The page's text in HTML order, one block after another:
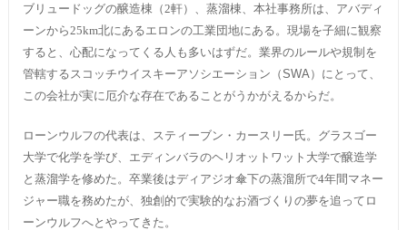
ブリュードッグの醸造棟（2軒）、蒸溜棟、本社事務所は、アバディ
ーンから25km北にあるエロンの工業団地にある。現場を子細に観察
すると、心配になってくる人も多いはずだ。業界のルールや規制を
管轄するスコッチウイスキーアソシエーション（SWA ）にとって、
この会社が実に厄介な存在であることがうかがえるからだ。
ローンウルフの代表は、スティーブン・カースリー氏。グラスゴー
大学で化学を学び、エディンバラのヘリオットワット大学で醸造学
と蒸溜学を修めた。卒業後はディアジオ傘下の蒸溜所で4年間マネー
ジャー職を務めたが、独創的で実験的なお酒づくりの夢を追ってロ
ーンウルフへとやってきた。